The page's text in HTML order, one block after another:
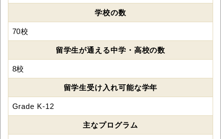
学校の数
70校
留学生が通える中学・高校の数
8校
留学生受け入れ可能な学年
Grade K-12
主なプログラム